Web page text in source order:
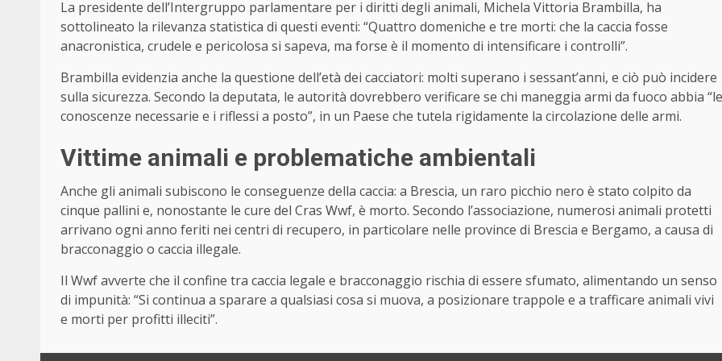
La presidente dell’Intergruppo parlamentare per i diritti degli animali, Michela Vittoria Brambilla, ha
sottolineato la rilevanza statistica di questi eventi: “Quattro domeniche e tre morti: che la caccia fosse
anacronistica, crudele e pericolosa si sapeva, ma forse è il momento di intensificare i controlli”.
Brambilla evidenzia anche la questione dell’età dei cacciatori: molti superano i sessant’anni, e ciò può incidere
sulla sicurezza. Secondo la deputata, le autorità dovrebbero verificare se chi maneggia armi da fuoco abbia “le
conoscenze necessarie e i riflessi a posto”, in un Paese che tutela rigidamente la circolazione delle armi.
Vittime animali e problematiche ambientali
Anche gli animali subiscono le conseguenze della caccia: a Brescia, un raro picchio nero è stato colpito da
cinque pallini e, nonostante le cure del Cras Wwf, è morto. Secondo l’associazione, numerosi animali protetti
arrivano ogni anno feriti nei centri di recupero, in particolare nelle province di Brescia e Bergamo, a causa di
bracconaggio o caccia illegale.
Il Wwf avverte che il confine tra caccia legale e bracconaggio rischia di essere sfumato, alimentando un senso
di impunità: “Si continua a sparare a qualsiasi cosa si muova, a posizionare trappole e a trafficare animali vivi
e morti per profitti illeciti”.